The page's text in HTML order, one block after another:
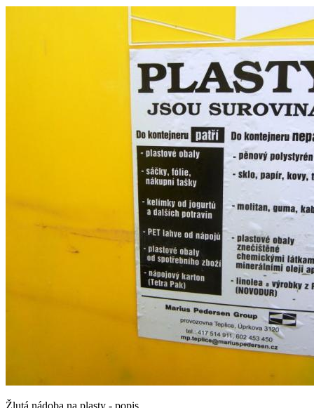
Žlutá nádoba na plasty - popis